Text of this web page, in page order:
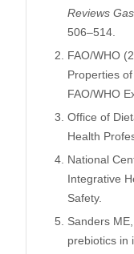
Reviews
506–514.
FAO/WHO
Properties
FAO/WHO
Office of
Health
National
Integrative
Safety.
Sanders
prebiotics in